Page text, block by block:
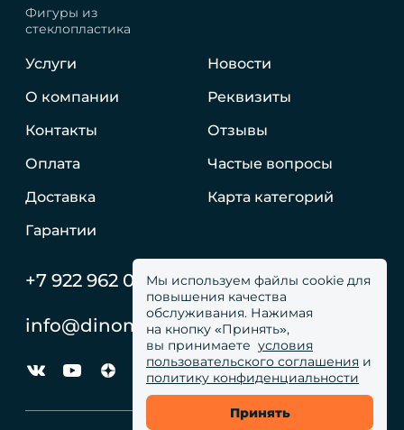
Мы используем файлы cookie для
повышения качества
обслуживания. Нажимая
на кнопку «Принять»,
вы принимаете условия
пользовательского соглашения и
политику конфиденциальности
Принять
Фигуры из
стеклопластика
Услуги
О компании
Контакты
Оплата
Доставка
Гарантии
Новости
Реквизиты
Отзывы
Частые вопросы
Карта категорий
+7 922 962 05 59
info@dinomachine.ru